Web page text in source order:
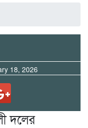
18, 2026
দলের